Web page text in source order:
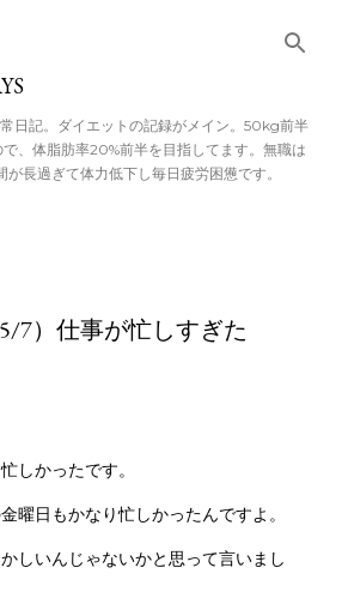
プしてメ
ンテンツ
移動
日記。ダイエットの記録がメイン。50kg前半
で、体脂肪率20%前半を目指してます。無職は
長過ぎて体力低下し毎日疲労困憊です。
7）仕事が忙しすぎた
しかったです。
曜日もかなり忙しかったんですよ。
しいんじゃないかと思って言いまし